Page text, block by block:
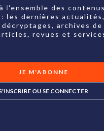
l'ensemble des contenus
: les dernières actualités,
décryptages, archives de
revues et
JE M'ABONNE
OU SE CONNECTER